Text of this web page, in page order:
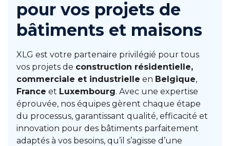
pour vos projets de
bâtiments et maisons
XLG est votre partenaire privilégié pour tous
vos projets de construction résidentielle,
commerciale et industrielle en Belgique,
France et Luxembourg. Avec une expertise
éprouvée, nos équipes gèrent chaque étape
du processus, garantissant qualité, efficacité et
innovation pour des bâtiments parfaitement
adaptés à vos besoins, qu’il s’agisse d’une